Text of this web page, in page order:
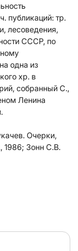
публикаций: тр.
лесоведения,
СССР, по
одна из
хр. в
собранный С.,
Ленина
Очерки,
1986; Зонн С.В.